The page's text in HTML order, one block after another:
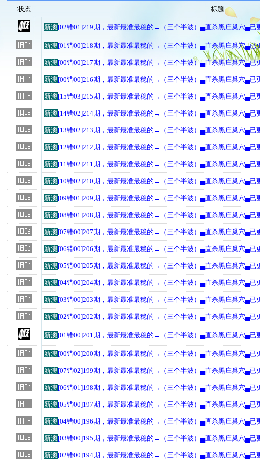
状态 标题
新澳[02错01]219期，最新最准最稳的→（三个半波）▄直杀黑庄巢穴▄已
新澳[01错00]218期，最新最准最稳的→（三个半波）▄直杀黑庄巢穴▄已
新澳[00错00]217期，最新最准最稳的→（三个半波）▄直杀黑庄巢穴▄已
新澳[00错00]216期，最新最准最稳的→（三个半波）▄直杀黑庄巢穴▄已
新澳[15错03]215期，最新最准最稳的→（三个半波）▄直杀黑庄巢穴▄已
新澳[14错02]214期，最新最准最稳的→（三个半波）▄直杀黑庄巢穴▄已
新澳[13错02]213期，最新最准最稳的→（三个半波）▄直杀黑庄巢穴▄已
新澳[12错02]212期，最新最准最稳的→（三个半波）▄直杀黑庄巢穴▄已
新澳[11错02]211期，最新最准最稳的→（三个半波）▄直杀黑庄巢穴▄已
新澳[10错02]210期，最新最准最稳的→（三个半波）▄直杀黑庄巢穴▄已
新澳[09错01]209期，最新最准最稳的→（三个半波）▄直杀黑庄巢穴▄已
新澳[08错01]208期，最新最准最稳的→（三个半波）▄直杀黑庄巢穴▄已
新澳[07错00]207期，最新最准最稳的→（三个半波）▄直杀黑庄巢穴▄已
新澳[06错00]206期，最新最准最稳的→（三个半波）▄直杀黑庄巢穴▄已
新澳[05错00]205期，最新最准最稳的→（三个半波）▄直杀黑庄巢穴▄已
新澳[04错00]204期，最新最准最稳的→（三个半波）▄直杀黑庄巢穴▄已
新澳[03错00]203期，最新最准最稳的→（三个半波）▄直杀黑庄巢穴▄已
新澳[02错00]202期，最新最准最稳的→（三个半波）▄直杀黑庄巢穴▄已
新澳[01错00]201期，最新最准最稳的→（三个半波）▄直杀黑庄巢穴▄已
新澳[00错00]200期，最新最准最稳的→（三个半波）▄直杀黑庄巢穴▄已
新澳[07错02]199期，最新最准最稳的→（三个半波）▄直杀黑庄巢穴▄已
新澳[06错01]198期，最新最准最稳的→（三个半波）▄直杀黑庄巢穴▄已
新澳[05错00]197期，最新最准最稳的→（三个半波）▄直杀黑庄巢穴▄已
新澳[04错00]196期，最新最准最稳的→（三个半波）▄直杀黑庄巢穴▄已
新澳[03错00]195期，最新最准最稳的→（三个半波）▄直杀黑庄巢穴▄已
新澳[02错00]194期，最新最准最稳的→（三个半波）▄直杀黑庄巢穴▄已